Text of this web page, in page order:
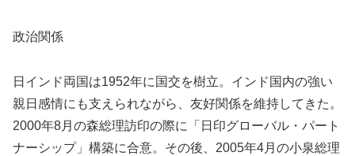
政治関係
日インド両国は1952年に国交を樹立。インド国内の強い
親日感情にも支えられながら、友好関係を維持してきた。
2000年8月の森総理訪印の際に「日印グローバル・パート
ナーシップ」構築に合意。その後、2005年4月の小泉総理